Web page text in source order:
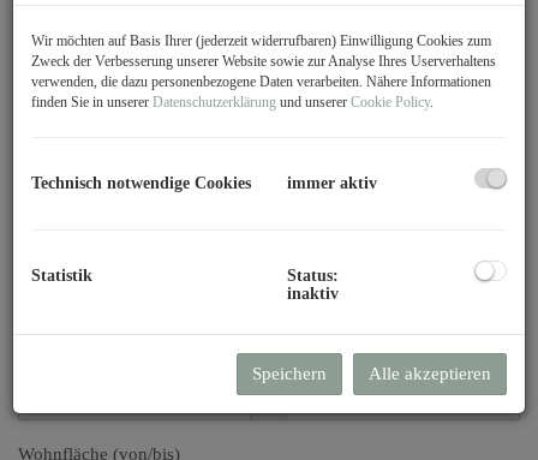
Vermarktungsart
Alle Miete Kauf
-
Wohnfläche (von/bis)
Wir möchten auf Basis Ihrer (jederzeit widerrufbaren) Einwilligung Cookies zum
Zweck der Verbesserung unserer Website sowie zur Analyse Ihres Userverhaltens
verwenden, die dazu personenbezogene Daten verarbeiten. Nähere Informationen
finden Sie in unserer Datenschutzerklärung und unserer Cookie Policy.
Technisch notwendige Cookies immer aktiv
Statistik
Status:
inaktiv
Speichern Alle akzeptieren